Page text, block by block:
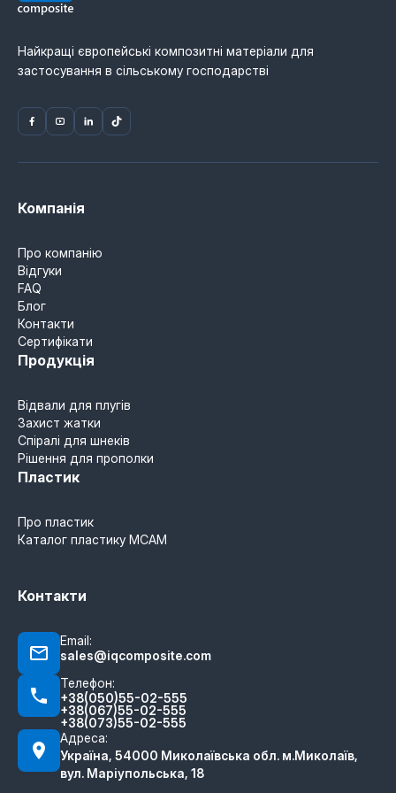
Найкращі європейські композитні матеріали для
застосування в сільському господарстві
Компанія
Про компанію
Відгуки
FAQ
Блог
Контакти
Сертифікати
Продукція
Відвали для плугів
Захист жатки
Спіралі для шнеків
Рішення для прополки
Пластик
Про пластик
Каталог пластику MCAM
Контакти
Email:
sales@iqcomposite.com
Телефон:
+38(050)55-02-555
+38(067)55-02-555
+38(073)55-02-555
Адреса:
Україна, 54000 Миколаївська обл. м.Миколаїв,
вул. Маріупольська, 18